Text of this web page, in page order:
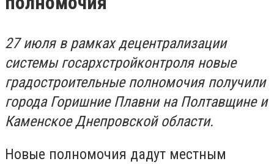
27 июля в рамках децентрализации
системы госархстройконтроля новые
градостроительные полномочия получили
города Горишние Плавни на Полтавщине и
Каменское Днепровской области.
Новые полномочия дадут местным